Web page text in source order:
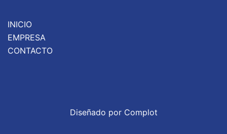
INICIO
EMPRESA
CONTACTO
Diseñado por Complot